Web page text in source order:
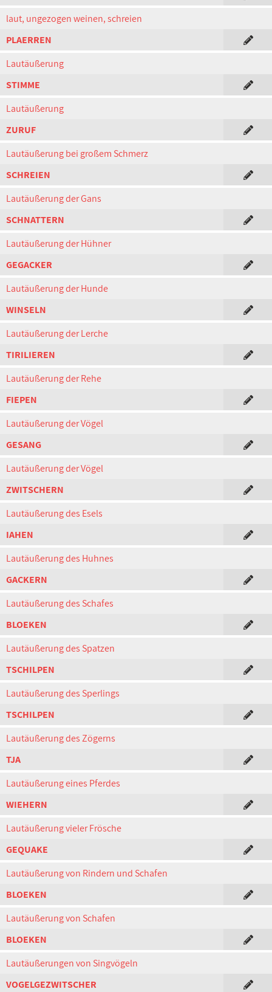
laut, ungezogen weinen, schreien
PLAERREN
Lautäußerung
STIMME
Lautäußerung
ZURUF
Lautäußerung bei großem Schmerz
SCHREIEN
Lautäußerung der Gans
SCHNATTERN
Lautäußerung der Hühner
GEGACKER
Lautäußerung der Hunde
WINSELN
Lautäußerung der Lerche
TIRILIEREN
Lautäußerung der Rehe
FIEPEN
Lautäußerung der Vögel
GESANG
Lautäußerung der Vögel
ZWITSCHERN
Lautäußerung des Esels
IAHEN
Lautäußerung des Huhnes
GACKERN
Lautäußerung des Schafes
BLOEKEN
Lautäußerung des Spatzen
TSCHILPEN
Lautäußerung des Sperlings
TSCHILPEN
Lautäußerung des Zögerns
TJA
Lautäußerung eines Pferdes
WIEHERN
Lautäußerung vieler Frösche
GEQUAKE
Lautäußerung von Rindern und Schafen
BLOEKEN
Lautäußerung von Schafen
BLOEKEN
Lautäußerungen von Singvögeln
VOGELGEZWITSCHER